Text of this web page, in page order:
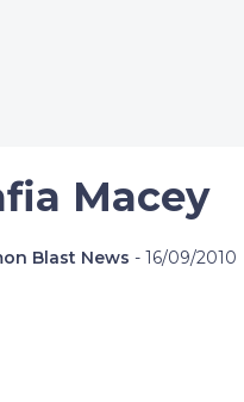
Macey
Blast News - 16/09/2010